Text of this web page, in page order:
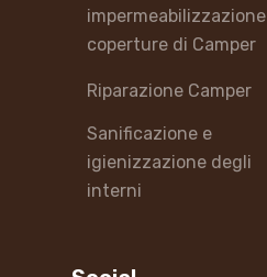
impermeabilizzazione
coperture di Camper
Riparazione Camper
Sanificazione e
igienizzazione degli
interni